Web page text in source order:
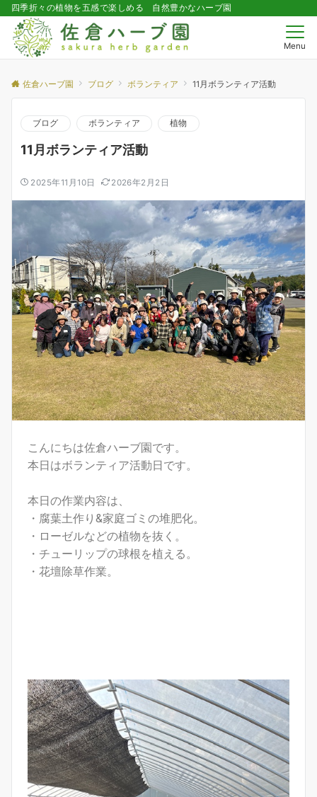
四季折々の植物を五感で楽しめる 自然豊かなハーブ園
Menu
佐倉ハーブ園 ブログ ボランティア 11月ボランティア活動
ブログ ボランティア 植物
11月ボランティア活動
2025年11月10日 2026年2月2日
こんにちは佐倉ハーブ園です。
本日はボランティア活動日です。
本日の作業内容は、
・腐葉土作り&家庭ゴミの堆肥化。
・ローゼルなどの植物を抜く。
・チューリップの球根を植える。
・花壇除草作業。